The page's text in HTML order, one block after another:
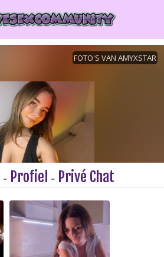
- Profiel - Privé Chat